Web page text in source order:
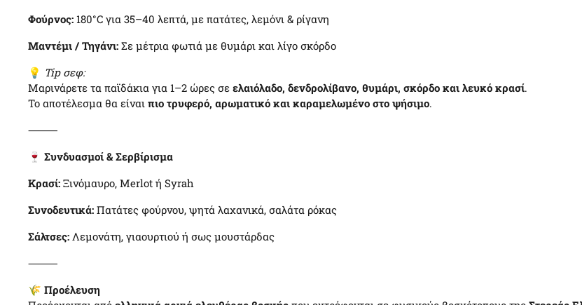
Φούρνος: 180°C για 35–40 λεπτά, με πατάτες, λεμόνι & ρίγανη
Μαντέμι / Τηγάνι: Σε μέτρια φωτιά με θυμάρι και λίγο σκόρδο
💡 Tip σεφ:
Μαρινάρετε τα παϊδάκια για 1–2 ώρες σε ελαιόλαδο, δενδρολίβανο, θυμάρι, σκόρδο και λευκό κρασί.
Το αποτέλεσμα θα είναι πιο τρυφερό, αρωματικό και καραμελωμένο στο ψήσιμο.
⸻
🍷 Συνδυασμοί & Σερβίρισμα
Κρασί: Ξινόμαυρο, Merlot ή Syrah
Συνοδευτικά: Πατάτες φούρνου, ψητά λαχανικά, σαλάτα ρόκας
Σάλτσες: Λεμονάτη, γιαουρτιού ή σως μουστάρδας
⸻
🌾 Προέλευση